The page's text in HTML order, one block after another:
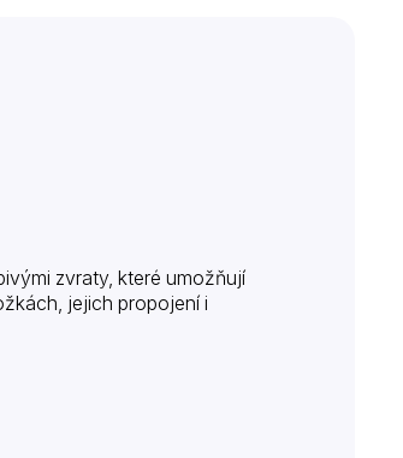
zvraty, které umožňují
jejich propojení i